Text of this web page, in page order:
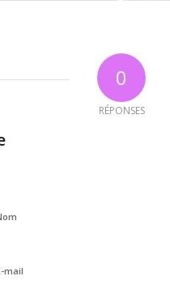
0
RÉPONSES
mail